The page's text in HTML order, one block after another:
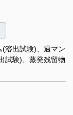
溶出試験)、過マン
試験)、蒸発残留物